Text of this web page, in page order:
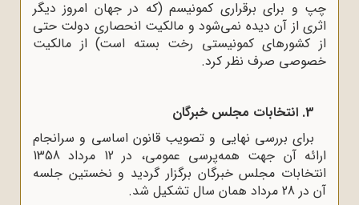
چپ و برای برقراری کمونیسم (که در جهان امروز دیگر
اثری از آن دیده نمی‌شود و مالکیت انحصاری دولت حتی
از کشورهای کمونیستی رخت بسته است) از مالکیت
خصوصی صرف ‌نظر کرد.
3. انتخابات مجلس خبرگان
برای بررسی نهایی و تصویب قانون اساسی و سرانجام
ارائه آن جهت همه‌پرسی عمومی، در 12 مرداد 1358
انتخابات مجلس خبرگان برگزار گردید و نخستین جلسه
آن در 28 مرداد همان سال تشکیل شد.